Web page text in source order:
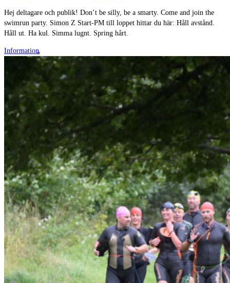
Resultat Västerås Swimrun 2017 –
Orginalloppet
Hej deltagare och publik! Don’t be silly, be a smarty. Come and join the
swimrun party. Simon Z Start-PM till loppet hittar du här: Håll avstånd.
Håll ut. Ha kul. Simma lugnt. Spring hårt.
Information